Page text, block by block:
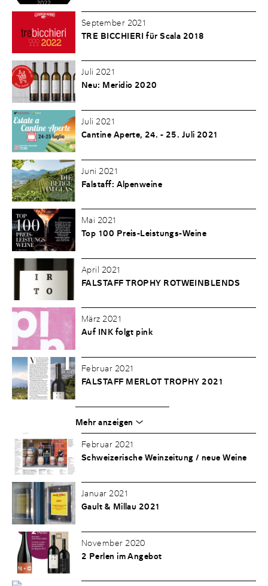
September 2021
TRE BICCHIERI für Scala 2018
Juli 2021
Neu: Meridio 2020
Juli 2021
Cantine Aperte, 24. - 25. Juli 2021
Juni 2021
Falstaff: Alpenweine
Mai 2021
Top 100 Preis-Leistungs-Weine
April 2021
FALSTAFF TROPHY ROTWEINBLENDS
März 2021
Auf INK folgt pink
Februar 2021
FALSTAFF MERLOT TROPHY 2021
Mehr anzeigen
Februar 2021
Schweizerische Weinzeitung / neue Weine
Januar 2021
Gault & Millau 2021
November 2020
2 Perlen im Angebot